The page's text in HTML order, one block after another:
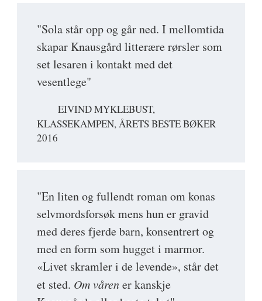
"Sola står opp og går ned. I mellomtida
skapar Knausgård litterære rørsler som
set lesaren i kontakt med det
vesentlege"
EIVIND MYKLEBUST,
KLASSEKAMPEN, ÅRETS BESTE BØKER
2016
"En liten og fullendt roman om konas
selvmordsforsøk mens hun er gravid
med deres fjerde barn, konsentrert og
med en form som hugget i marmor.
«Livet skramler i de levende», står det
et sted. Om vårener kanskje